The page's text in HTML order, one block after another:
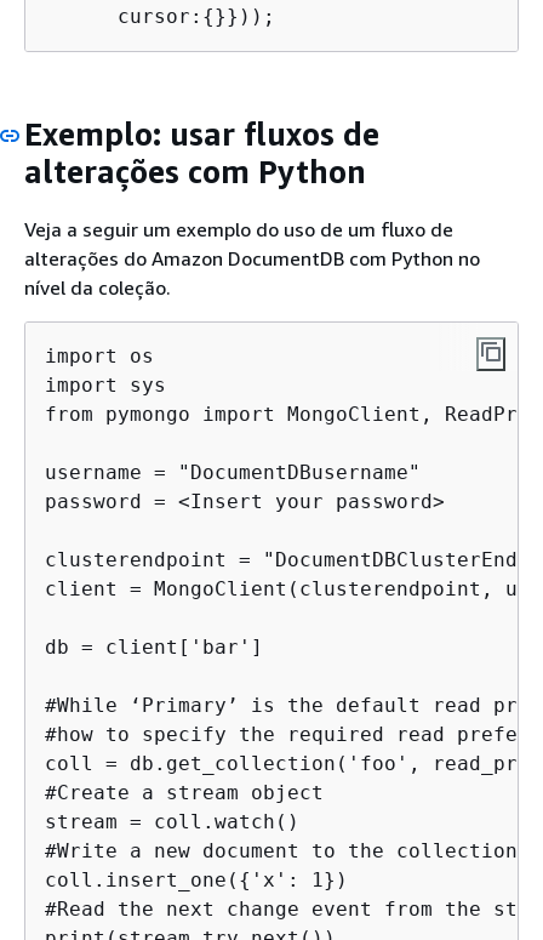
      cursor:
{}}));
Exemplo: usar fluxos de
alterações com Python
Veja a seguir um exemplo do uso de um fluxo de
alterações do Amazon DocumentDB com Python no
nível da coleção.
import os
import sys
from pymongo import MongoClient,
username = "DocumentDBusername"
password = <Insert your password>
clusterendpoint =
client = MongoClient(clusterendpoint,
db = client['bar']
#While ‘Primary’ is the default read
#how to specify the required read
coll = db.get_collection('foo',
#Create a stream object
stream = coll.watch()
#Write a new document to the collection
coll.insert_one( { 'x': 1})
#Read the next change event from the